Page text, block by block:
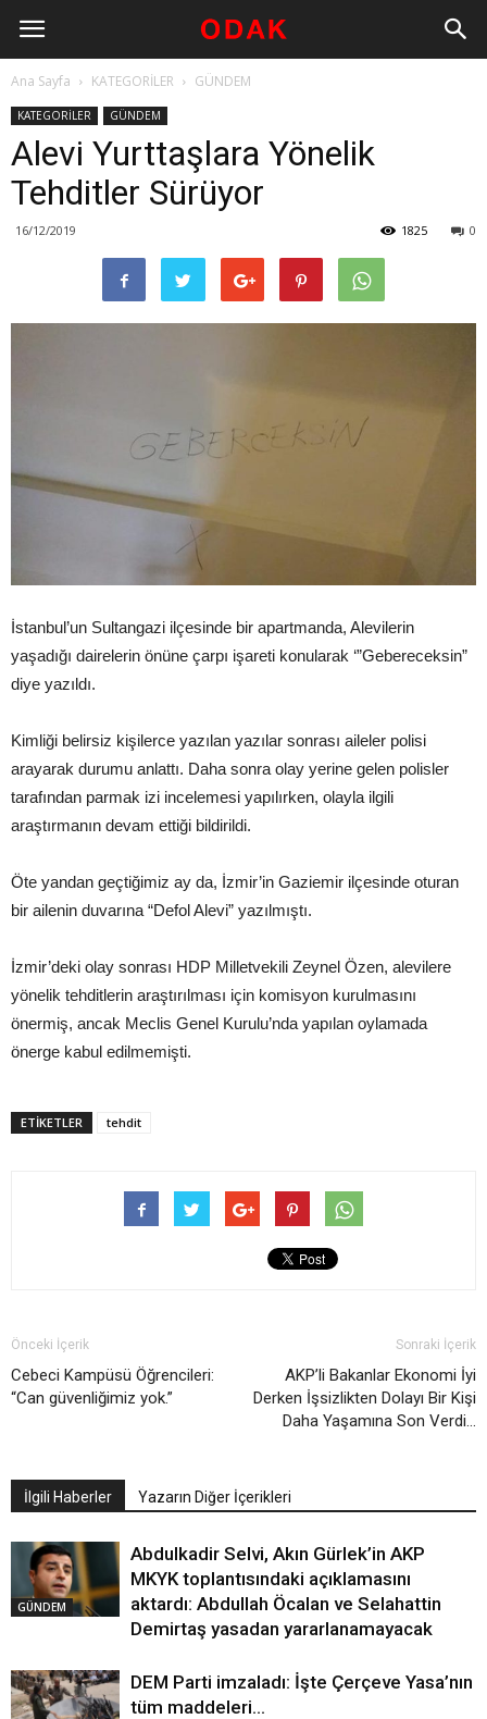
Ana Sayfa KATEGORİLER GÜNDEM
KATEGORİLER GÜNDEM
Alevi Yurttaşlara Yönelik
Tehditler Sürüyor
16/12/2019 0
1825
İstanbul’un Sultangazi ilçesinde bir apartmanda, Alevilerin
yaşadığı dairelerin önüne çarpı işareti konularak ‘”Gebereceksin”
diye yazıldı.
Kimliği belirsiz kişilerce yazılan yazılar sonrası aileler polisi
arayarak durumu anlattı. Daha sonra olay yerine gelen polisler
tarafından parmak izi incelemesi yapılırken, olayla ilgili
araştırmanın devam ettiği bildirildi.
Öte yandan geçtiğimiz ay da, İzmir’in Gaziemir ilçesinde oturan
bir ailenin duvarına “Defol Alevi” yazılmıştı.
İzmir’deki olay sonrası HDP Milletvekili Zeynel Özen, alevilere
yönelik tehditlerin araştırılması için komisyon kurulmasını
önermiş, ancak Meclis Genel Kurulu’nda yapılan oylamada
önerge kabul edilmemişti.
ETIKETLER tehdit
Önceki İçerik
Cebeci Kampüsü Öğrencileri:
“Can güvenliğimiz yok.”
Sonraki İçerik
AKP’li Bakanlar Ekonomi İyi
Derken İşsizlikten Dolayı Bir Kişi
Daha Yaşamına Son Verdi…
İlgili Haberler Yazarın Diğer İçerikleri
GÜNDEM
Abdulkadir Selvi, Akın Gürlek’in AKP
MKYK toplantısındaki açıklamasını
aktardı: Abdullah Öcalan ve Selahattin
Demirtaş yasadan yararlanamayacak
DEM Parti imzaladı: İşte Çerçeve Yasa’nın
tüm maddeleri…